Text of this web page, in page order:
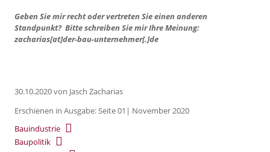
Geben Sie mir recht oder vertreten Sie einen anderen
Standpunkt? Bitte schreiben Sie mir Ihre Meinung:
zacharias[at]der-bau-unternehmer[.]de
30.10.2020von Jasch Zacharias
Erschienen in Ausgabe: Seite 01| November 2020
Bauindustrie
Baupolitik